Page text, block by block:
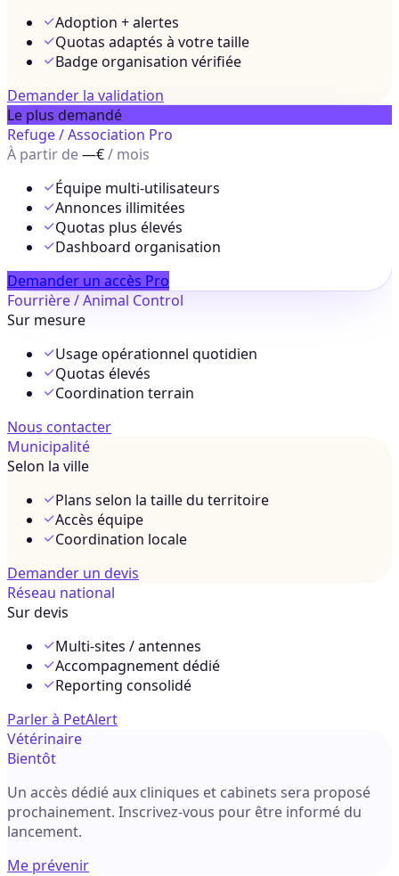
Adoption + alertes
Quotas adaptés à votre taille
Badge organisation vérifiée
Demander la validation
Le plus demandé
Refuge / Association Pro
À partir de—€/ mois
Équipe multi-utilisateurs
Annonces illimitées
Quotas plus élevés
Dashboard organisation
Demander un accès Pro
Fourrière / Animal Control
Sur mesure
Usage opérationnel quotidien
Quotas élevés
Coordination terrain
Nous contacter
Municipalité
Selon la ville
Plans selon la taille du territoire
Accès équipe
Coordination locale
Demander un devis
Réseau national
Sur devis
Multi-sites / antennes
Accompagnement dédié
Reporting consolidé
Parler à PetAlert
Vétérinaire
Bientôt
Un accès dédié aux cliniques et cabinets sera proposé
prochainement. Inscrivez-vous pour être informé du
lancement.
Me prévenir